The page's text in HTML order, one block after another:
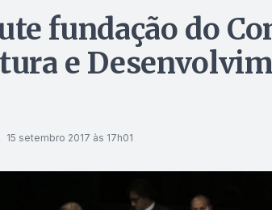
fundação do
e
15 setembro 2017 às 17h01